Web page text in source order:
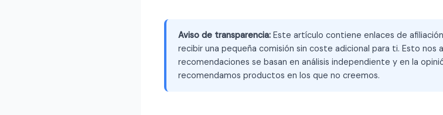
Aviso de transparencia: Este artículo contiene enlaces de
recibir una pequeña comisión sin coste adicional para ti. Esto nos
recomendaciones se basan en análisis independiente y en la
recomendamos productos en los que no creemos.